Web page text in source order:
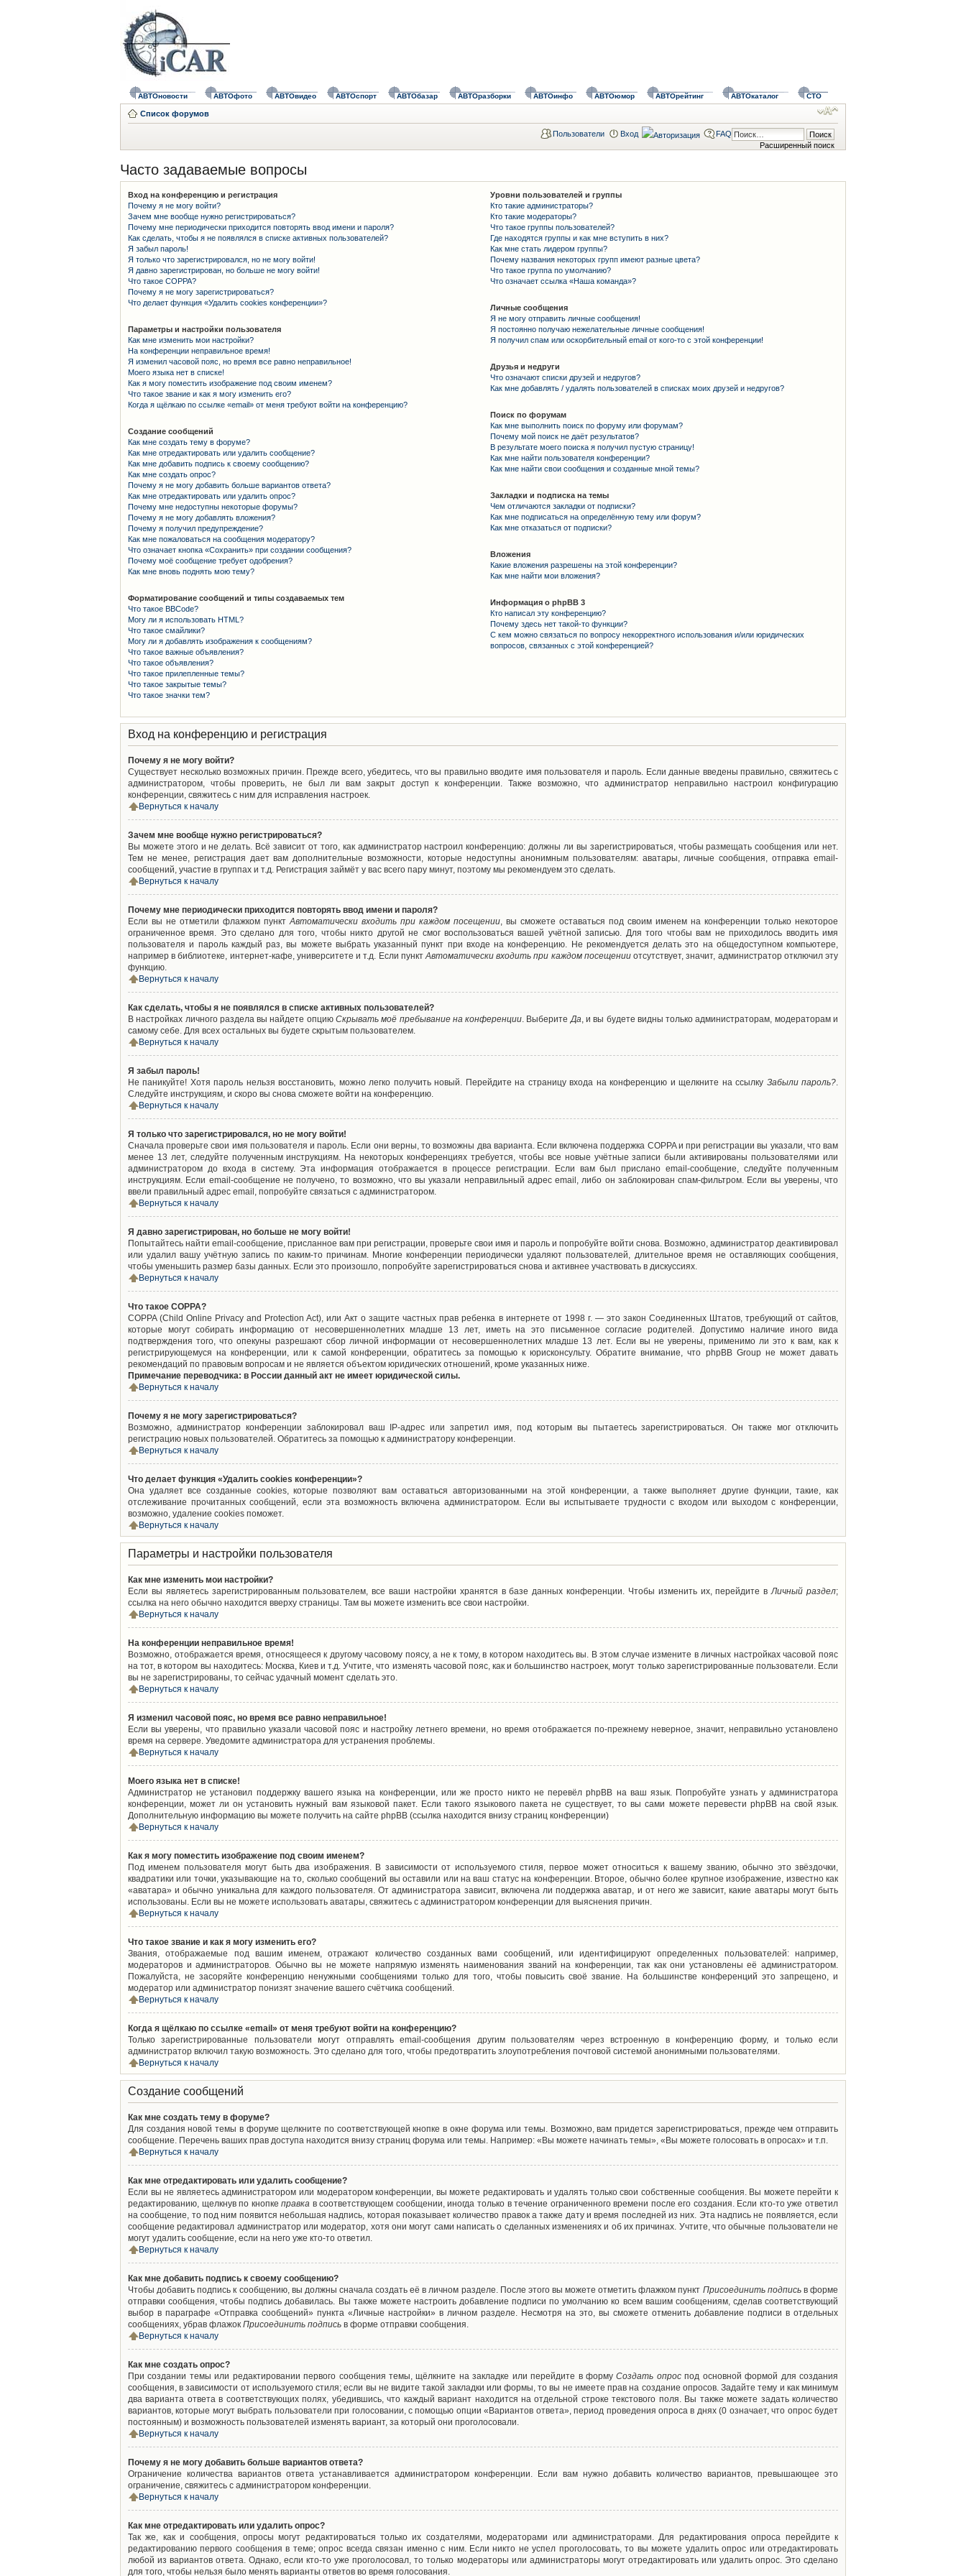
АВТОновости АВТОфото АВТОвидео АВТОспорт АВТОбазар АВТОразборки АВТОинфо АВТОюмор АВТОрейтинг АВТОкаталог СТО
Список форумов
Расширенный поиск
Пользователи Вход FAQ
Часто задаваемые вопросы
Вход на конференцию и регистрация
Почему я не могу войти?
Зачем мне вообще нужно регистрироваться?
Почему мне периодически приходится повторять ввод имени и пароля?
Как сделать, чтобы я не появлялся в списке активных пользователей?
Я забыл пароль!
Я только что зарегистрировался, но не могу войти!
Я давно зарегистрирован, но больше не могу войти!
Что такое COPPA?
Почему я не могу зарегистрироваться?
Что делает функция «Удалить cookies конференции»?
Параметры и настройки пользователя
Как мне изменить мои настройки?
На конференции неправильное время!
Я изменил часовой пояс, но время все равно неправильное!
Моего языка нет в списке!
Как я могу поместить изображение под своим именем?
Что такое звание и как я могу изменить его?
Когда я щёлкаю по ссылке «email» от меня требуют войти на конференцию?
Создание сообщений
Как мне создать тему в форуме?
Как мне отредактировать или удалить сообщение?
Как мне добавить подпись к своему сообщению?
Как мне создать опрос?
Почему я не могу добавить больше вариантов ответа?
Как мне отредактировать или удалить опрос?
Почему мне недоступны некоторые форумы?
Почему я не могу добавлять вложения?
Почему я получил предупреждение?
Как мне пожаловаться на сообщения модератору?
Что означает кнопка «Сохранить» при создании сообщения?
Почему моё сообщение требует одобрения?
Как мне вновь поднять мою тему?
Форматирование сообщений и типы создаваемых тем
Что такое BBCode?
Могу ли я использовать HTML?
Что такое смайлики?
Могу ли я добавлять изображения к сообщениям?
Что такое важные объявления?
Что такое объявления?
Что такое прилепленные темы?
Что такое закрытые темы?
Что такое значки тем?
Уровни пользователей и группы
Кто такие администраторы?
Кто такие модераторы?
Что такое группы пользователей?
Где находятся группы и как мне вступить в них?
Как мне стать лидером группы?
Почему названия некоторых групп имеют разные цвета?
Что такое группа по умолчанию?
Что означает ссылка «Наша команда»?
Личные сообщения
Я не могу отправить личные сообщения!
Я постоянно получаю нежелательные личные сообщения!
Я получил спам или оскорбительный email от кого-то с этой конференции!
Друзья и недруги
Что означают списки друзей и недругов?
Как мне добавлять / удалять пользователей в списках моих друзей и недругов?
Поиск по форумам
Как мне выполнить поиск по форуму или форумам?
Почему мой поиск не даёт результатов?
В результате моего поиска я получил пустую страницу!
Как мне найти пользователя конференции?
Как мне найти свои сообщения и созданные мной темы?
Закладки и подписка на темы
Чем отличаются закладки от подписки?
Как мне подписаться на определённую тему или форум?
Как мне отказаться от подписки?
Вложения
Какие вложения разрешены на этой конференции?
Как мне найти мои вложения?
Информация о phpBB 3
Кто написал эту конференцию?
Почему здесь нет такой-то функции?
С кем можно связаться по вопросу некорректного использования и/или юридических
вопросов, связанных с этой конференцией?
Вход на конференцию и регистрация
Почему я не могу войти?
Существует несколько возможных причин. Прежде всего, убедитесь, что вы правильно вводите имя пользователя и пароль. Если данные введены правильно, свяжитесь с
администратором, чтобы проверить, не был ли вам закрыт доступ к конференции. Также возможно, что администратор неправильно настроил конфигурацию
конференции, свяжитесь с ним для исправления настроек.
Вернуться к началу
Зачем мне вообще нужно регистрироваться?
Вы можете этого и не делать. Всё зависит от того, как администратор настроил конференцию: должны ли вы зарегистрироваться, чтобы размещать сообщения или нет.
Тем не менее, регистрация дает вам дополнительные возможности, которые недоступны анонимным пользователям: аватары, личные сообщения, отправка email-
сообщений, участие в группах и т.д. Регистрация займёт у вас всего пару минут, поэтому мы рекомендуем это сделать.
Вернуться к началу
Почему мне периодически приходится повторять ввод имени и пароля?
Если вы не отметили флажком пунктАвтоматически входить при каждом посещении, вы сможете оставаться под своим именем на конференции только некоторое
ограниченное время. Это сделано для того, чтобы никто другой не смог воспользоваться вашей учётной записью. Для того чтобы вам не приходилось вводить имя
пользователя и пароль каждый раз, вы можете выбрать указанный пункт при входе на конференцию. Не рекомендуется делать это на общедоступном компьютере,
например в библиотеке, интернет-кафе, университете и т.д. Если пунктАвтоматически входить при каждом посещенииотсутствует, значит, администратор отключил эту
функцию.
Вернуться к началу
Как сделать, чтобы я не появлялся в списке активных пользователей?
В настройках личного раздела вы найдете опцию Скрывать моё пребывание на конференции. ВыберитеДа, и вы будете видны только администраторам, модераторам и
самому себе. Для всех остальных вы будете скрытым пользователем.
Вернуться к началу
Я забыл пароль!
Не паникуйте! Хотя пароль нельзя восстановить, можно легко получить новый. Перейдите на страницу входа на конференцию и щелкните на ссылку Забыли пароль?.
Следуйте инструкциям, и скоро вы снова сможете войти на конференцию.
Вернуться к началу
Я только что зарегистрировался, но не могу войти!
Сначала проверьте свои имя пользователя и пароль. Если они верны, то возможны два варианта. Если включена поддержка COPPA и при регистрации вы указали, что вам
менее 13 лет, следуйте полученным инструкциям. На некоторых конференциях требуется, чтобы все новые учётные записи были активированы пользователями или
администратором до входа в систему. Эта информация отображается в процессе регистрации. Если вам был прислано email-сообщение, следуйте полученным
инструкциям. Если email-сообщение не получено, то возможно, что вы указали неправильный адрес email, либо он заблокирован спам-фильтром. Если вы уверены, что
ввели правильный адрес email, попробуйте связаться с администратором.
Вернуться к началу
Я давно зарегистрирован, но больше не могу войти!
Попытайтесь найти email-сообщение, присланное вам при регистрации, проверьте свои имя и пароль и попробуйте войти снова. Возможно, администратор деактивировал
или удалил вашу учётную запись по каким-то причинам. Многие конференции периодически удаляют пользователей, длительное время не оставляющих сообщения,
чтобы уменьшить размер базы данных. Если это произошло, попробуйте зарегистрироваться снова и активнее участвовать в дискуссиях.
Вернуться к началу
Что такое COPPA?
COPPA (Child Online Privacy and Protection Act), или Акт о защите частных прав ребенка в интернете от 1998 г. — это закон Соединенных Штатов, требующий от сайтов,
которые могут собирать информацию от несовершеннолетних младше 13 лет, иметь на это письменное согласие родителей. Допустимо наличие иного вида
подтверждения того, что опекуны разрешают сбор личной информации от несовершеннолетних младше 13 лет. Если вы не уверены, применимо ли это к вам, как к
регистрирующемуся на конференции, или к самой конференции, обратитесь за помощью к юрисконсульту. Обратите внимание, что phpBB Group не может давать
рекомендаций по правовым вопросам и не является объектом юридических отношений, кроме указанных ниже.
Примечание переводчика: в России данный акт не имеет юридической силы.
Вернуться к началу
Почему я не могу зарегистрироваться?
Возможно, администратор конференции заблокировал ваш IP-адрес или запретил имя, под которым вы пытаетесь зарегистрироваться. Он также мог отключить
регистрацию новых пользователей. Обратитесь за помощью к администратору конференции.
Вернуться к началу
Что делает функция «Удалить cookies конференции»?
Она удаляет все созданные cookies, которые позволяют вам оставаться авторизованными на этой конференции, а также выполняет другие функции, такие, как
отслеживание прочитанных сообщений, если эта возможность включена администратором. Если вы испытываете трудности с входом или выходом с конференции,
возможно, удаление cookies поможет.
Вернуться к началу
Параметры и настройки пользователя
Как мне изменить мои настройки?
Если вы являетесь зарегистрированным пользователем, все ваши настройки хранятся в базе данных конференции. Чтобы изменить их, перейдите вЛичный раздел;
ссылка на него обычно находится вверху страницы. Там вы можете изменить все свои настройки.
Вернуться к началу
На конференции неправильное время!
Возможно, отображается время, относящееся к другому часовому поясу, а не к тому, в котором находитесь вы. В этом случае измените в личных настройках часовой пояс
на тот, в котором вы находитесь: Москва, Киев и т.д. Учтите, что изменять часовой пояс, как и большинство настроек, могут только зарегистрированные пользователи. Если
вы не зарегистрированы, то сейчас удачный момент сделать это.
Вернуться к началу
Я изменил часовой пояс, но время все равно неправильное!
Если вы уверены, что правильно указали часовой пояс и настройку летнего времени, но время отображается по-прежнему неверное, значит, неправильно установлено
время на сервере. Уведомите администратора для устранения проблемы.
Вернуться к началу
Моего языка нет в списке!
Администратор не установил поддержку вашего языка на конференции, или же просто никто не перевёл phpBB на ваш язык. Попробуйте узнать у администратора
конференции, может ли он установить нужный вам языковой пакет. Если такого языкового пакета не существует, то вы сами можете перевести phpBB на свой язык.
Дополнительную информацию вы можете получить на сайте phpBB (ссылка находится внизу страниц конференции)
Вернуться к началу
Как я могу поместить изображение под своим именем?
Под именем пользователя могут быть два изображения. В зависимости от используемого стиля, первое может относиться к вашему званию, обычно это звёздочки,
квадратики или точки, указывающие на то, сколько сообщений вы оставили или на ваш статус на конференции. Второе, обычно более крупное изображение, известно как
«аватара» и обычно уникальна для каждого пользователя. От администратора зависит, включена ли поддержка аватар, и от него же зависит, какие аватары могут быть
использованы. Если вы не можете использовать аватары, свяжитесь с администратором конференции для выяснения причин.
Вернуться к началу
Что такое звание и как я могу изменить его?
Звания, отображаемые под вашим именем, отражают количество созданных вами сообщений, или идентифицируют определенных пользователей: например,
модераторов и администраторов. Обычно вы не можете напрямую изменять наименования званий на конференции, так как они установлены её администратором.
Пожалуйста, не засоряйте конференцию ненужными сообщениями только для того, чтобы повысить своё звание. На большинстве конференций это запрещено, и
модератор или администратор понизят значение вашего счётчика сообщений.
Вернуться к началу
Когда я щёлкаю по ссылке «email» от меня требуют войти на конференцию?
Только зарегистрированные пользователи могут отправлять email-сообщения другим пользователям через встроенную в конференцию форму, и только если
администратор включил такую возможность. Это сделано для того, чтобы предотвратить злоупотребления почтовой системой анонимными пользователями.
Вернуться к началу
Создание сообщений
Как мне создать тему в форуме?
Для создания новой темы в форуме щелкните по соответствующей кнопке в окне форума или темы. Возможно, вам придется зарегистрироваться, прежде чем отправить
сообщение. Перечень ваших прав доступа находится внизу страниц форума или темы. Например: «Вы можете начинать темы», «Вы можете голосовать в опросах» и т.п.
Вернуться к началу
Как мне отредактировать или удалить сообщение?
Если вы не являетесь администратором или модератором конференции, вы можете редактировать и удалять только свои собственные сообщения. Вы можете перейти к
редактированию, щелкнув по кнопкеправка в соответствующем сообщении, иногда только в течение ограниченного времени после его создания. Если кто-то уже ответил
на сообщение, то под ним появится небольшая надпись, которая показывает количество правок а также дату и время последней из них. Эта надпись не появляется, если
сообщение редактировал администратор или модератор, хотя они могут сами написать о сделанных изменениях и об их причинах. Учтите, что обычные пользователи не
могут удалить сообщение, если на него уже кто-то ответил.
Вернуться к началу
Как мне добавить подпись к своему сообщению?
Чтобы добавить подпись к сообщению, вы должны сначала создать её в личном разделе. После этого вы можете отметить флажком пункт Присоединить подписьв форме
отправки сообщения, чтобы подпись добавилась. Вы также можете настроить добавление подписи по умолчанию ко всем вашим сообщениям, сделав соответствующий
выбор в параграфе «Отправка сообщений» пункта «Личные настройки» в личном разделе. Несмотря на это, вы сможете отменить добавление подписи в отдельных
сообщениях, убрав флажок Присоединить подпись в форме отправки сообщения.
Вернуться к началу
Как мне создать опрос?
При создании темы или редактировании первого сообщения темы, щёлкните на закладке или перейдите в формуСоздать опроспод основной формой для создания
сообщения, в зависимости от используемого стиля; если вы не видите такой закладки или формы, то вы не имеете прав на создание опросов. Задайте тему и как минимум
два варианта ответа в соответствующих полях, убедившись, что каждый вариант находится на отдельной строке текстового поля. Вы также можете задать количество
вариантов, которые могут выбрать пользователи при голосовании, с помощью опции «Вариантов ответа», период проведения опроса в днях (0 означает, что опрос будет
постоянным) и возможность пользователей изменять вариант, за который они проголосовали.
Вернуться к началу
Почему я не могу добавить больше вариантов ответа?
Ограничение количества вариантов ответа устанавливается администратором конференции. Если вам нужно добавить количество вариантов, превышающее это
ограничение, свяжитесь с администратором конференции.
Вернуться к началу
Как мне отредактировать или удалить опрос?
Так же, как и сообщения, опросы могут редактироваться только их создателями, модераторами или администраторами. Для редактирования опроса перейдите к
редактированию первого сообщения в теме; опрос всегда связан именно с ним. Если никто не успел проголосовать, то вы можете удалить опрос или отредактировать
любой из вариантов ответа. Однако, если кто-то уже проголосовал, то только модераторы или администраторы могут отредактировать или удалить опрос. Это сделано
для того, чтобы нельзя было менять варианты ответов во время голосования.